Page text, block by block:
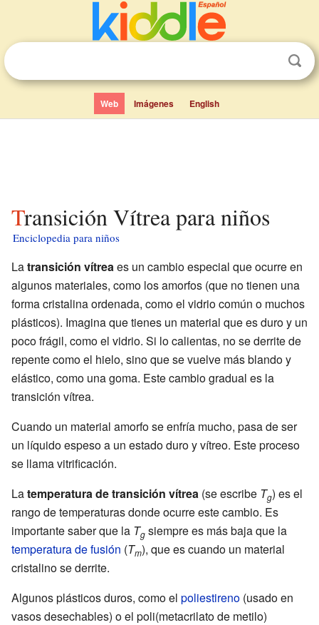
Web Imágenes English
Transición Vítrea para niños
Enciclopedia para niños
Latransición vítreaes un cambio especial que ocurre en
algunos materiales, como los amorfos (que no tienen una
forma cristalina ordenada, como el vidrio común o muchos
plásticos). Imagina que tienes un material que es duro y un
poco frágil, como el vidrio. Si lo calientas, no se derrite de
repente como el hielo, sino que se vuelve más blando y
elástico, como una goma. Este cambio gradual es la
transición vítrea.
Cuando un material amorfo se enfría mucho, pasa de ser
un líquido espeso a un estado duro y vítreo. Este proceso
se llama vitrificación.
Latemperatura de transición vítrea (se escribe Tg) es el
rango de temperaturas donde ocurre este cambio. Es
importante saber que la Tg siempre es más baja que la
temperatura de fusión (Tm), que es cuando un material
cristalino se derrite.
Algunos plásticos duros, como el poliestireno (usado en
vasos desechables) o el poli(metacrilato de metilo)